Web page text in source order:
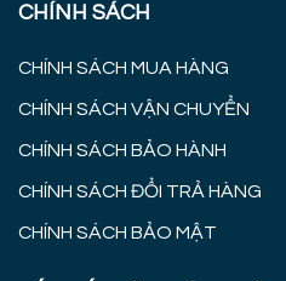
CHÍNH SÁCH
CHÍNH SÁCH MUA HÀNG
CHÍNH SÁCH VẬN CHUYỂN
CHÍNH SÁCH BẢO HÀNH
CHÍNH SÁCH ĐỔI TRẢ HÀNG
CHÍNH SÁCH BẢO MẬT